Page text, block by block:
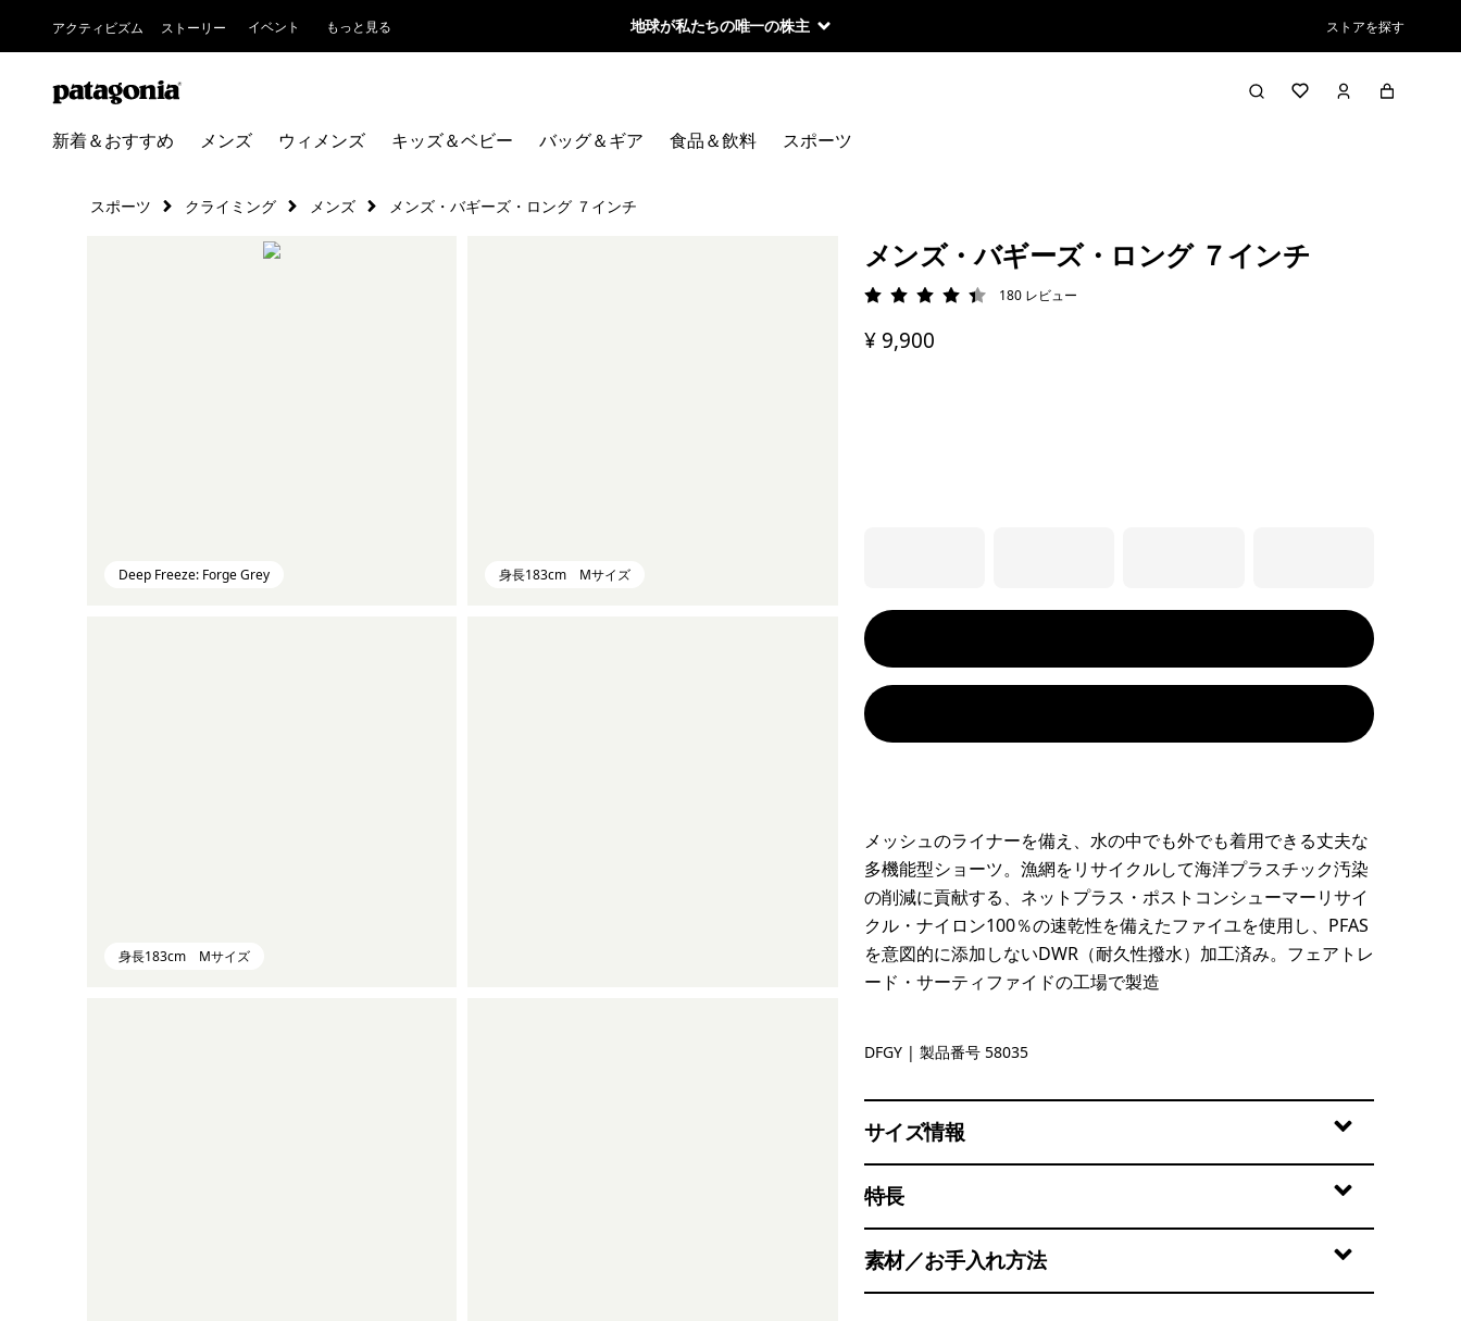
アクティビズム ストーリー イベント もっと見る 地球が私たちの唯一の株主 ストアを探す
新着＆おすすめ メンズ ウィメンズ キッズ＆ベビー バッグ＆ギア 食品＆飲料 スポーツ
スポーツ クライミング メンズ メンズ・バギーズ・ロング ７インチ
Deep Freeze: Forge Grey 身長183cm Mサイズ
身長183cm Mサイズ
メンズ・バギーズ・ロング ７インチ
評価: 4.4 / 5180 レビュー
¥ 9,900
メッシュのライナーを備え、水の中でも外でも着用できる丈夫な
多機能型ショーツ。漁網をリサイクルして海洋プラスチック汚染
の削減に貢献する、ネットプラス・ポストコンシューマーリサイ
クル・ナイロン100％の速乾性を備えたファイユを使用し、PFAS
を意図的に添加しないDWR（耐久性撥水）加工済み。フェアトレ
ード・サーティファイドの工場で製造
Deep Freeze: Forge Grey
DFGY | 製品番号 58035
サイズ情報
特長
素材／お手入れ方法